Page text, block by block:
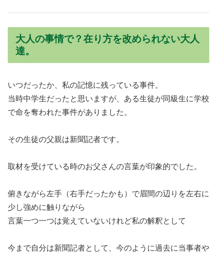
大人の事情で？在り方を改められない大人
達。
いつだったか、私の記憶に残っている事件。
当時中学生だったと思いますが、ある生徒が同級生に学校
で命を奪われた事件がありました。
その生徒の父親は新聞記者です。
取材を受けている時のお父さんの言葉が印象的でした。
俯きながら左手（右手だったかも）で眉間の辺りを左右に
少し強めに触りながら
言葉一つ一つは覚えていないけれど私の解釈として
今まで自分は新聞記者として、今のように過去に当事者や